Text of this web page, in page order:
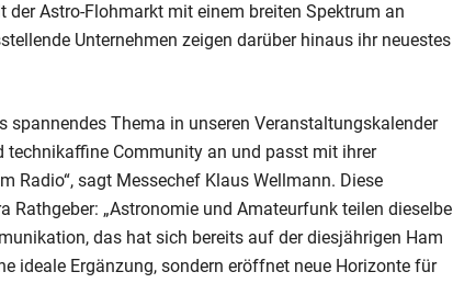
Astro-Flohmarkt mit einem breiten Spektrum an
Unternehmen zeigen darüber hinaus ihr neuestes
spannendes Thema in unseren Veranstaltungskalender
technikaffine Community an und passt mit ihrer
Radio“, sagt Messechef Klaus Wellmann. Diese
Rathgeber: „Astronomie und Amateurfunk teilen dieselbe
das hat sich bereits auf der diesjährigen Ham
ideale Ergänzung, sondern eröffnet neue Horizonte für